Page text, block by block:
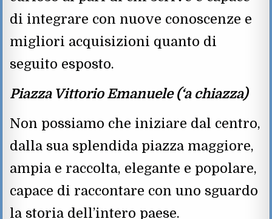
di integrare con nuove conoscenze e
migliori acquisizioni quanto di
seguito esposto.
Piazza Vittorio Emanuele (‘a chiazza)
Non possiamo che iniziare dal centro,
dalla sua splendida piazza maggiore,
ampia e raccolta, elegante e popolare,
capace di raccontare con uno sguardo
la storia dell’intero paese.